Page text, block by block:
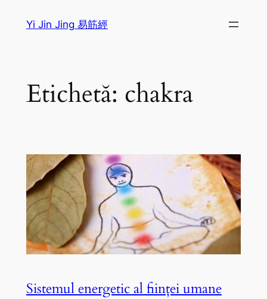
Yi Jin Jing 易筋經
Etichetă: chakra
Sistemul energetic al ființei umane